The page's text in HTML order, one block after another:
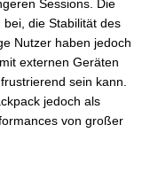
Sessions. Die
die Stabilität des
Nutzer haben jedoch
externen Geräten
sein kann.
jedoch als
von großer